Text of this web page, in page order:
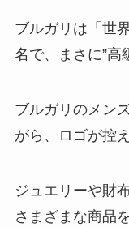
ブルガリは「世
名で、まさに”高
ブルガリのメン
がら、ロゴが控
ジュエリーや財
さまざまな商品